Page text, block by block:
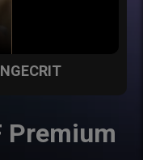
Premium